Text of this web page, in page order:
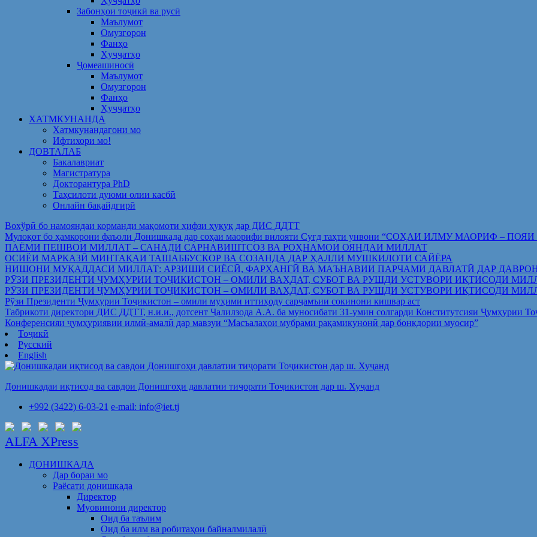
Забонҳои тоҷикӣ ва русӣ
Маълумот
Омузгорон
Фанҳо
Ҳуҷҷатҳо
Ҷомеашиносӣ
Маълумот
Омузгорон
Фанҳо
Ҳуҷҷатҳо
ХАТМКУНАНДА
Хатмкунандагони мо
Ифтихори мо!
ДОВТАЛАБ
Бакалавриат
Магистратура
Докторантура PhD
Таҳсилоти дуюми олии касбӣ
Онлайн бақайдгирӣ
Вохўрӣ бо намояндаи корманди мақомоти ҳифзи ҳуқуқ дар ДИС ДДТТ
Мулоқот бо ҳамкорони фаъоли Донишкада дар соҳаи маорифи вилояти Суғд таҳти унвони “СОҲАИ ИЛМУ МАОРИФ
ПАЁМИ ПЕШВОИ МИЛЛАТ – САНАДИ САРНАВИШТСОЗ ВА РОҲНАМОИ ОЯНДАИ МИЛЛАТ
ОСИЁИ МАРКАЗӢ МИНТАҚАИ ТАШАББУСКОР ВА СОЗАНДА ДАР ҲАЛЛИ МУШКИЛОТИ САЙЁРА
НИШОНИ МУҚАДДАСИ МИЛЛАТ: АРЗИШИ СИЁСӢ, ФАРҲАНГӢ ВА МАЪНАВИИ ПАРЧАМИ ДАВЛАТӢ ДАР
РӮЗИ ПРЕЗИДЕНТИ ҶУМҲУРИИ ТОҶИКИСТОН – ОМИЛИ ВАҲДАТ, СУБОТ ВА РУШДИ УСТУВОРИ ИҚТИСОДИ
РӮЗИ ПРЕЗИДЕНТИ ҶУМҲУРИИ ТОҶИКИСТОН – ОМИЛИ ВАҲДАТ, СУБОТ ВА РУШДИ УСТУВОРИ ИҚТИСОДИ
Рўзи Президенти Ҷумҳурии Тоҷикистон – омили муҳими иттиҳоду сарҷамъии сокинони кишвар аст
Табрикоти директори ДИС ДДТТ, н.и.и., дотсент Ҷалилзода А.А. ба муносибати 31-умин солгарди Конститутсияи Ҷумҳурии
Конференсияи ҷумҳуриявии илмӣ-амалӣ дар мавзуи “Масъалаҳои мубрами рақамикунонӣ дар бонкдории муосир”
Тоҷикӣ
Русский
English
Донишкадаи иқтисод ва савдои Донишгоҳи давлатии тиҷорати Тоҷикистон дар ш. Хуҷанд
+992 (3422) 6-03-21 e-mail: info@iet.tj
ALFA XPress
ДОНИШКАДА
Дар бораи мо
Раёсати донишкада
Директор
Муовинони директор
Оид ба таълим
Оид ба илм ва робитаҳои байналмилалӣ